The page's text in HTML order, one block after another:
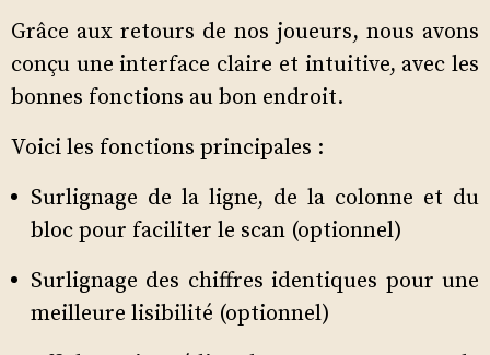
Grâce aux retours de nos joueurs, nous avons
conçu une interface claire et intuitive, avec les
bonnes fonctions au bon endroit.
Voici les fonctions principales :
Surlignage de la ligne, de la colonne et du
bloc pour faciliter le scan (optionnel)
Surlignage des chiffres identiques pour une
meilleure lisibilité (optionnel)